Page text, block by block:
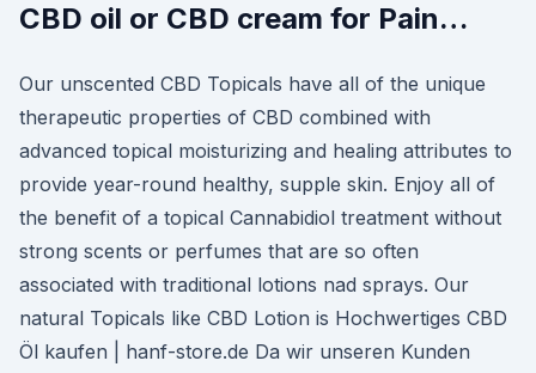
CBD oil or CBD cream for Pain…
Our unscented CBD Topicals have all of the unique
therapeutic properties of CBD combined with
advanced topical moisturizing and healing attributes to
provide year-round healthy, supple skin. Enjoy all of
the benefit of a topical Cannabidiol treatment without
strong scents or perfumes that are so often
associated with traditional lotions nad sprays. Our
natural Topicals like CBD Lotion is Hochwertiges CBD
Öl kaufen | hanf-store.de Da wir unseren Kunden